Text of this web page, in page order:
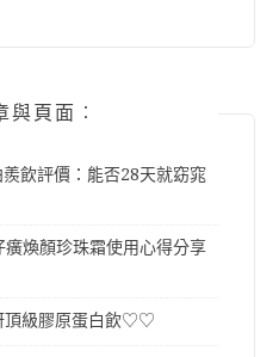
與頁面︰
飲評價：能否28天就窈窕
煥顏珍珠霜使用心得分享
頂級膠原蛋白飲♡♡